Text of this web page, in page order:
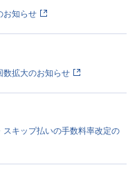
お知らせ
数拡大のお知らせ
スキップ払いの手数料率改定の